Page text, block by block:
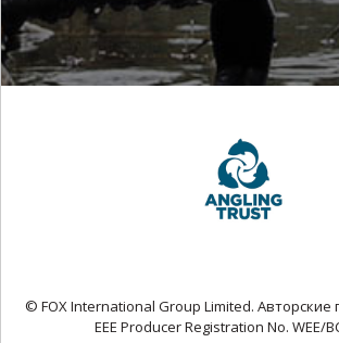
© FOX International Group Limited.
EEE Producer Registration No. WEE/